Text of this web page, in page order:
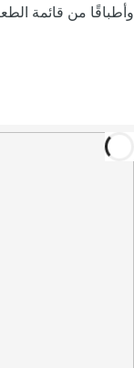
وأطباقًا من قائمة